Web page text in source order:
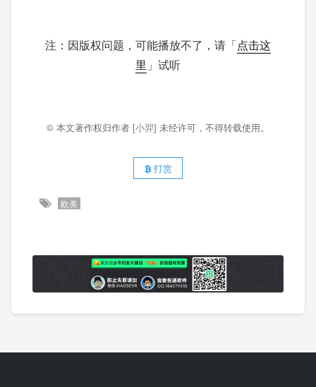
注：因版权问题，可能播放不了，请「点击这
里 」试听
© 本文著作权归作者 [小羿] 未经许可，不得转载使用。
打赏
欧美